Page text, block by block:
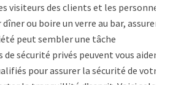
visiteurs des clients et les personnes
ou boire un verre au bar, assurer
peut sembler une tâche
sécurité privés peuvent vous aider !
pour assurer la sécurité de votre